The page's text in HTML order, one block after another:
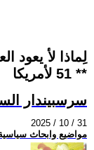
51 لأمريكا **
سرسبيندار
2025 / 10 / 31
مواضيع وابحاث